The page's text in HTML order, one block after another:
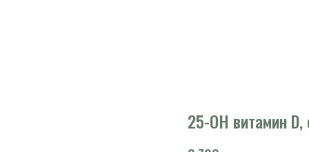
25-OH витамин